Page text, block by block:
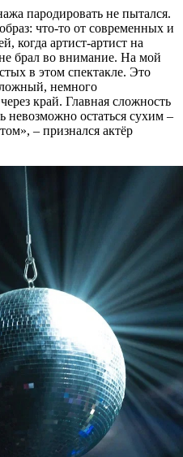
пародировать не пытался.
что-то от современных и
когда артист-артист на
брал во внимание. На мой
в этом спектакле. Это
немного
край. Главная сложность
невозможно остаться сухим –
– признался актёр